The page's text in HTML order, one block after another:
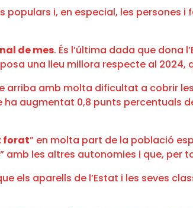
i, en especial, les persones
de mes. És l’última dada que dona
una lleu millora respecte al
amb molta dificultat a cobrir
augmentat 0,8 punts percentuals
forat” en molta part de la població
les altres autonomies i que, per
els aparells de l’Estat i les seves